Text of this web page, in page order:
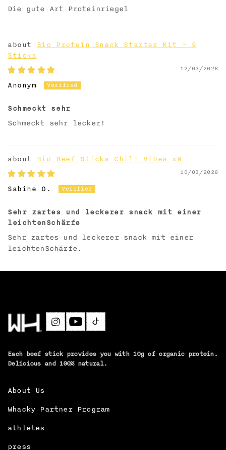
Die gute Art Proteinriegel
Bio Protein Snack Starter Kit - 9
Sticks
12/03/2026
Anonym
Schmeckt sehr
Schmeckt sehr lecker!
Bio Beef Sticks Chili Vibes x9
10/03/2026
Sabine O.
Sehr zartes und leckerer snack mit einer
leichtenSchärfe
Sehr zartes und leckerer snack mit einer
leichtenSchärfe.
Instagram
YouTubeTikTok
Each beef stick provides you with 10g of organic protein.
Delicious and 100% natural.
About Us
Whacky Partner Program
athletes
press